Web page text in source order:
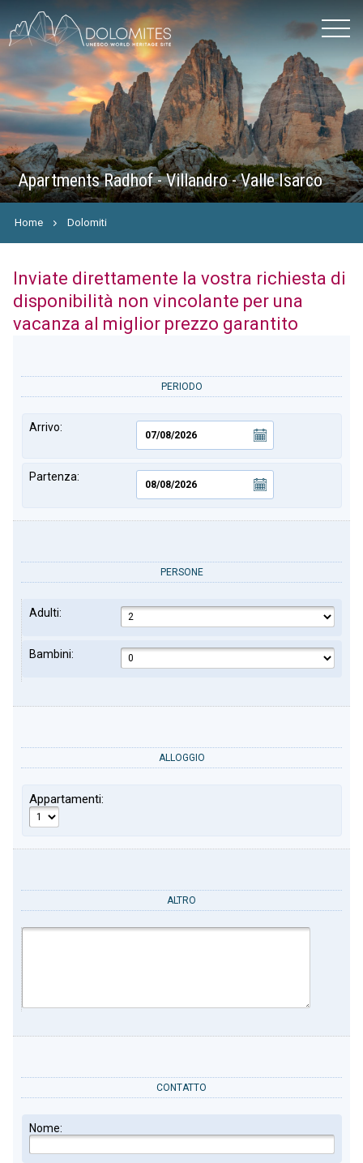
Apartments Radhof - Villandro - Valle Isarco
Home Dolomiti
Inviate direttamente la vostra richiesta di
disponibilità non vincolante per una
vacanza al miglior prezzo garantito
PERIODO
Arrivo:
Partenza:
PERSONE
Adulti:
Bambini:
ALLOGGIO
Appartamenti:
ALTRO
CONTATTO
Nome: